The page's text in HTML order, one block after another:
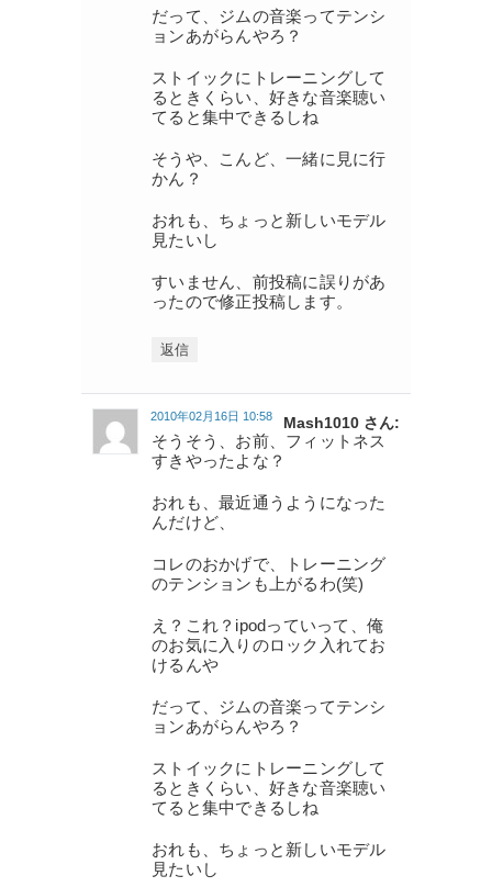
だって、ジムの音楽ってテンシ
ョンあがらんやろ？
ストイックにトレーニングして
るときくらい、好きな音楽聴い
てると集中できるしね
そうや、こんど、一緒に見に行
かん？
おれも、ちょっと新しいモデル
見たいし
すいません、前投稿に誤りがあ
ったので修正投稿します。
返信
Mash1010 さん:
2010年02月16日 10:58
そうそう、お前、フィットネス
すきやったよな？
おれも、最近通うようになった
んだけど、
コレのおかげで、トレーニング
のテンションも上がるわ(笑)
え？これ？ipodっていって、俺
のお気に入りのロック入れてお
けるんや
だって、ジムの音楽ってテンシ
ョンあがらんやろ？
ストイックにトレーニングして
るときくらい、好きな音楽聴い
てると集中できるしね
おれも、ちょっと新しいモデル
見たいし